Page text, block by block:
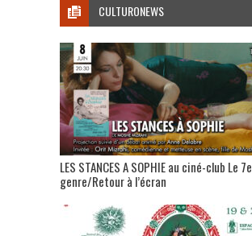
CULTURONEWS
LES STANCES A SOPHIE au ciné-club Le 7e
genre/Retour à l’écran